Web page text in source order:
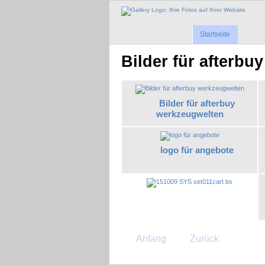
Startseite
Bilder für afterbuy
Bilder für afterbuy
werkzeugwelten
logo für angebote
Anfang Zurück